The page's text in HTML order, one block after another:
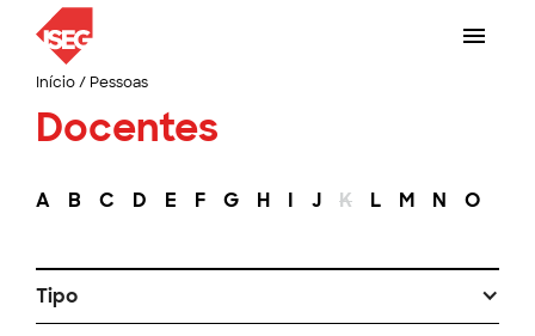
Início/ Pessoas
Docentes
A B C D E F G H I J K L M N O
Tipo